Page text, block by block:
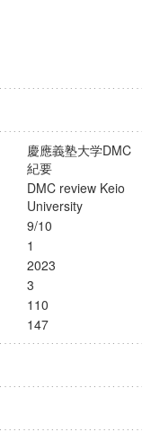
慶應義塾大学DMC
紀要
DMC review Keio
University
9/10
1
2023
3
110
147